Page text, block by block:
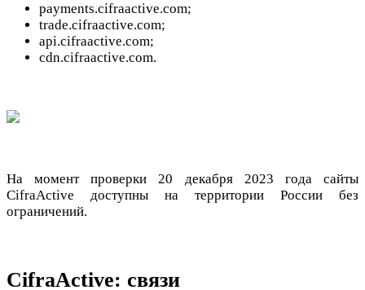
payments.cifraactive.com;
trade.cifraactive.com;
api.cifraactive.com;
cdn.cifraactive.com.
На момент проверки 20 декабря 2023 года сайты
CifraActive доступны на территории России без
ограничений.
CifraActive: связи